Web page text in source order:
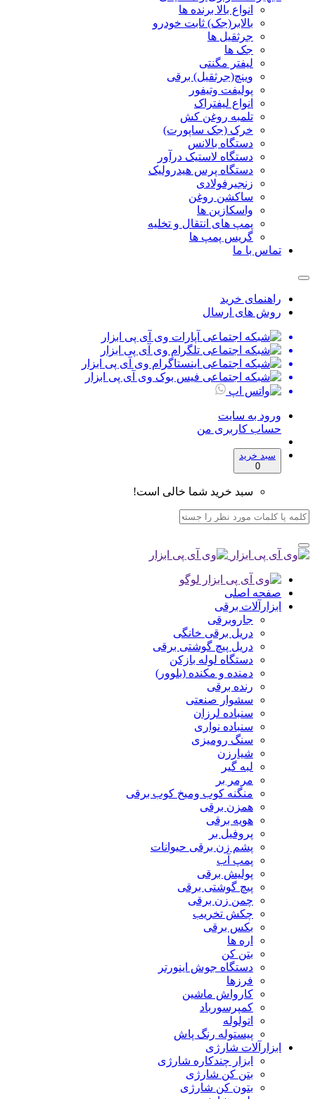
انواع بالا برنده ها
بالابر(جک) ثابت خودرو
جرثقیل ها
جک ها
لیفتر مگنتی
وینچ(جرثقیل) برقی
پولیفت وتیفور
انواع لیفتراک
تلمبه روغن کش
خرک (جک ساپورت)
دستگاه بالانس
دستگاه لاستیک درآور
دستگاه پرس هیدرولیک
زنجیرفولادی
ساکشن روغن
واسکازین ها
پمپ های انتقال و تخلیه
گریس پمپ ها
تماس با ما
راهنمای خرید
روش های ارسال
ورود به سایت
حساب کاربری من
سبد خرید
0
سبد خرید شما خالی است!
صفحه اصلی
ابزارآلات برقی
جاروبرقی
دریل برقی خانگی
دریل پیچ گوشتی برقی
دستگاه لوله بازکن
دمنده و مکنده (بلوور)
رنده برقی
سشوار صنعتی
سنباده لرزان
سنباده نواری
سنگ رومیزی
شیارزن
لبه گیر
مرمر بر
منگنه کوب ومیخ کوب برقی
همزن برقی
هویه برقی
پروفیل بر
پشم زن برقی حیوانات
پمپ آب
پولیش برقی
پیچ گوشتی برقی
چمن زن برقی
چکش تخریب
بکس برقی
اره ها
بتن کن
دستگاه جوش اینورتر
فرزها
کارواش ماشین
کمپرسورباد
اتولوله
پیستوله رنگ پاش
ابزارآلات شارژی
ابزار چندکاره شارژی
بتن کن شارژی
بتون کن شارژی